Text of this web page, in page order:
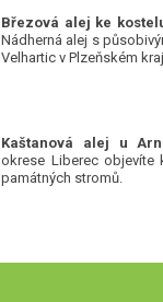
Nádherná alej s
Velhartic v Plzeňském
Kaštanová alej u
okrese Liberec objevíte
památných stromů.